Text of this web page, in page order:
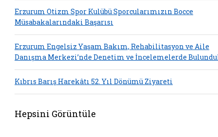
Erzurum Otizm Spor Kulübü Sporcularımızın Bocce
Müsabakalarındaki Başarısı
Erzurum Engelsiz Yaşam Bakım, Rehabilitasyon ve Aile
Danışma Merkezi’nde Denetim ve İncelemelerde
Kıbrıs Barış Harekâtı 52. Yıl Dönümü Ziyareti
Hepsini Görüntüle